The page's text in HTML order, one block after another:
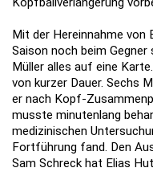
Mit der Hereinnahme von
Saison noch beim
Müller alles auf eine
von kurzer Dauer. Sechs
er nach Kopf-
musste minutenlang
medizinischen
Fortführung fand. Den
Sam Schreck hat Elias